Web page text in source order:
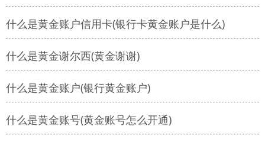
什么是黄金账户信用卡(银行卡黄金账户是什么)
什么是黄金谢尔西(黄金谢谢)
什么是黄金账户(银行黄金账户)
什么是黄金账号(黄金账号怎么开通)